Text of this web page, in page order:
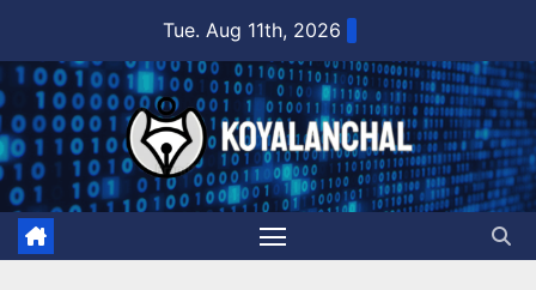
content
Tue. Aug 11th, 2026